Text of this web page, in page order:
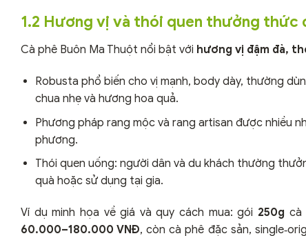
1.2 Hương vị và thói quen thưởng thức
Cà phê Buôn Ma Thuột nổi bật với hương vị đậm đà,
Robusta phổ biến cho vị mạnh, body dày, thường
chua nhẹ và hương hoa quả.
Phương pháp rang mộc và rang artisan được nhiều
phương.
Thói quen uống: người dân và du khách thường
quà hoặc sử dụng tại gia.
Ví dụ minh họa về giá và quy cách mua: gói 250g cà
60.000–180.000 VNĐ, còn cà phê đặc sản,